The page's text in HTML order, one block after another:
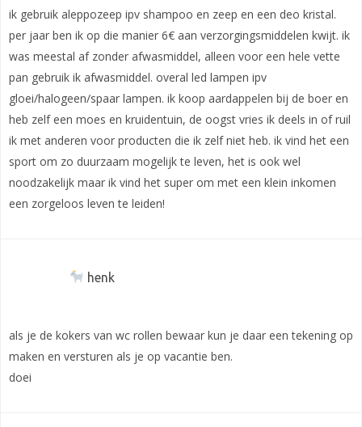
ik gebruik aleppozeep ipv shampoo en zeep en een deo kristal.
per jaar ben ik op die manier 6€ aan verzorgingsmiddelen kwijt. ik
was meestal af zonder afwasmiddel, alleen voor een hele vette
pan gebruik ik afwasmiddel. overal led lampen ipv
gloei/halogeen/spaar lampen. ik koop aardappelen bij de boer en
heb zelf een moes en kruidentuin, de oogst vries ik deels in of ruil
ik met anderen voor producten die ik zelf niet heb. ik vind het een
sport om zo duurzaam mogelijk te leven, het is ook wel
noodzakelijk maar ik vind het super om met een klein inkomen
een zorgeloos leven te leiden!
henk
als je de kokers van wc rollen bewaar kun je daar een tekening op
maken en versturen als je op vacantie ben.
doei